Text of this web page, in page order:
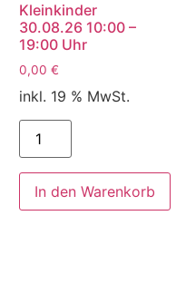
Kleinkinder
30.08.26 10:00 –
19:00 Uhr
0,00 €
inkl. 19 % MwSt.
In den Warenkorb